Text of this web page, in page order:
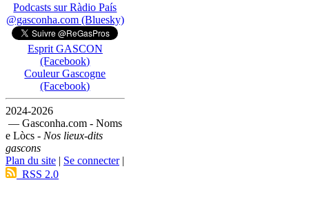
Podcasts sur Ràdio País
@gasconha.com (Bluesky)
Esprit GASCON
(Facebook)
Couleur Gascogne
(Facebook)
2024-2026
— Gasconha.com - Noms
e Lòcs - Nos lieux-dits
gascons
Plan du site | Se connecter|
RSS 2.0